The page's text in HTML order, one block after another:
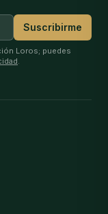
Suscribirme
Loros; puedes
.